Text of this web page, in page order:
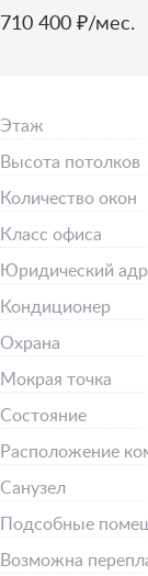
710 400 ₽/мес.
Этаж
Высота потолков
Количество окон
Класс офиса
Юридический
Кондиционер
Охрана
Мокрая точка
Состояние
Расположение
Санузел
Подсобные
Возможна